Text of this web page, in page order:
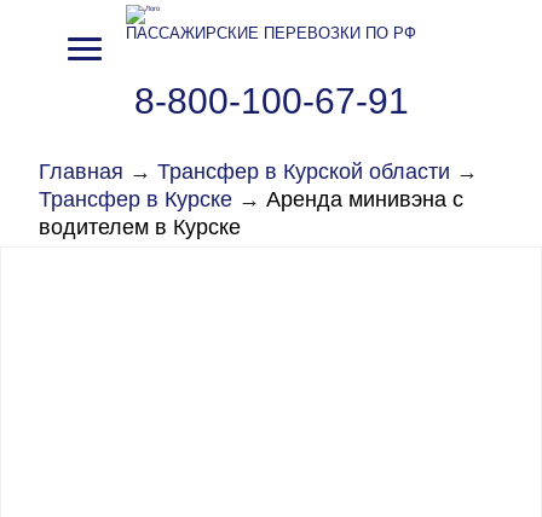
ПАССАЖИРСКИЕ ПЕРЕВОЗКИ ПО РФ
8-800-100-67-91
Главная → Трансфер в Курской области →
Трансфер в Курске → Аренда минивэна с
водителем в Курске